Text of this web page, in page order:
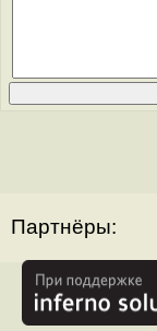
Партнёры: